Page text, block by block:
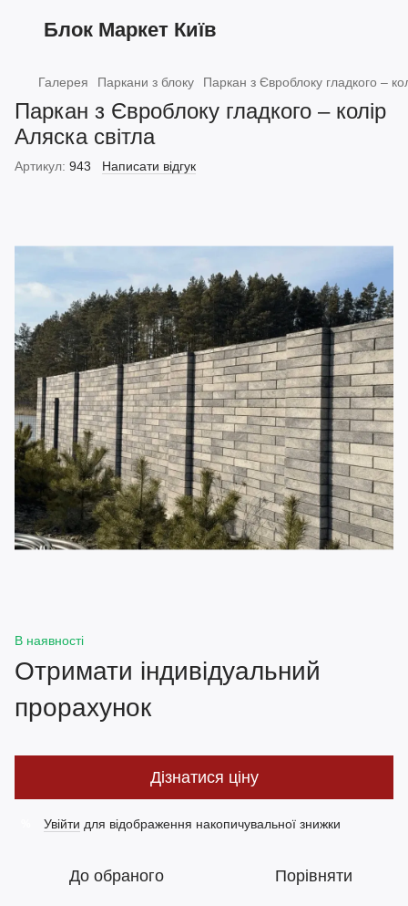
Блок Маркет Київ
Галерея Паркани з блоку Паркан з Євроблоку гладкого –
Паркан з Євроблоку гладкого – колір
Аляска світла
Артикул: 943 Написати відгук
В наявності
Отримати індивідуальний
прорахунок
Дізнатися ціну
Увійти для відображення накопичувальної знижки
До обраного Порівняти